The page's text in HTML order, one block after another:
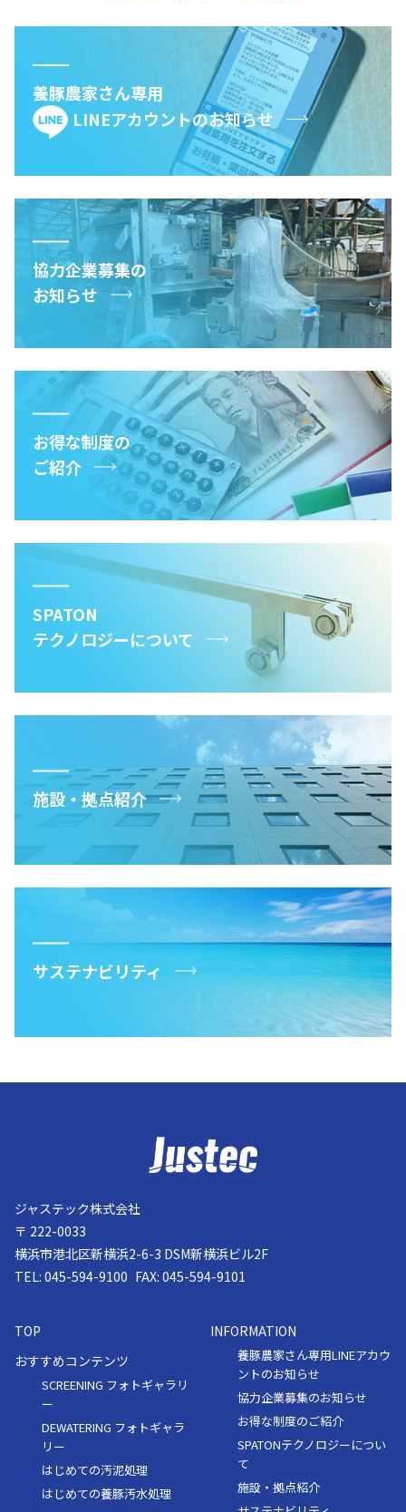
養豚農家さん専用
LINEアカウントのお知らせ
協力企業募集の
お知らせ
お得な制度の
ご紹介
SPATON
テクノロジーについて
施設・拠点紹介
サステナビリティ
ジャステック株式会社
〒 222-0033
横浜市港北区新横浜2-6-3 DSM新横浜ビル2F
TEL: 045-594-9100 FAX: 045-594-9101
TOP
おすすめコンテンツ
SCREENING フォトギャラリ
ー
DEWATERING フォトギャラ
リー
はじめての汚泥処理
はじめての養豚汚水処理
INFORMATION
養豚農家さん専用LINEアカウ
ントのお知らせ
協力企業募集のお知らせ
お得な制度のご紹介
SPATONテクノロジーについ
て
施設・拠点紹介